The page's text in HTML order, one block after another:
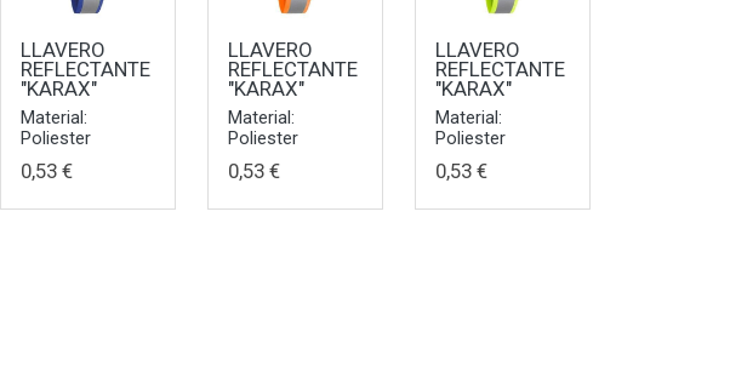
LLAVERO
REFLECTANTE
"KARAX"
Material:
Poliester
0,53 €
LLAVERO
REFLECTANTE
"KARAX"
Material:
Poliester
0,53 €
LLAVERO
REFLECTANTE
"KARAX"
Material:
Poliester
0,53 €